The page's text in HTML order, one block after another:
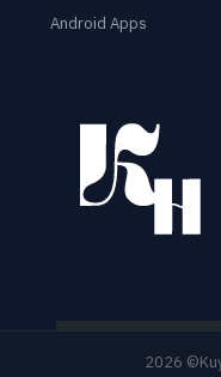
Android Apps
2026